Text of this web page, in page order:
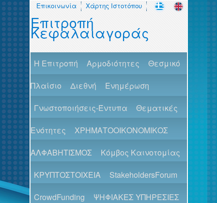
Επικοινωνία Χάρτης Ιστοτόπου
Επιτροπή
Κεφαλαιαγοράς
H Επιτροπή Αρμοδιότητες
Θεσμικό
Πλαίσιο
Διεθνή
Ενημέρωση
Γνωστοποιήσεις-Έντυπα
Θεματικές
Ενότητες
ΧΡΗΜΑΤΟΟΙΚΟΝΟΜΙΚΟΣ
ΑΛΦΑΒΗΤΙΣΜΟΣ
Κόμβος Καινοτομίας
ΚΡΥΠΤΟΣΤΟΙΧΕΙΑ
StakeholdersForum
CrowdFunding
ΨΗΦΙΑΚΕΣ ΥΠΗΡΕΣΙΕΣ